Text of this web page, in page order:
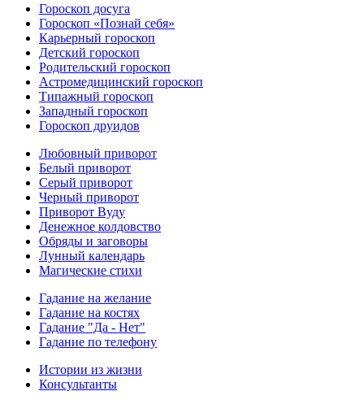
Гороскоп досуга
Гороскоп «Познай себя»
Карьерный гороскоп
Детский гороскоп
Родительский гороскоп
Астромедицинский гороскоп
Типажный гороскоп
Западный гороскоп
Гороскоп друидов
Любовный приворот
Белый приворот
Серый приворот
Черный приворот
Приворот Вуду
Денежное колдовство
Обряды и заговоры
Лунный календарь
Магические стихи
Гадание на желание
Гадание на костях
Гадание "Да - Нет"
Гадание по телефону
Истории из жизни
Консультанты